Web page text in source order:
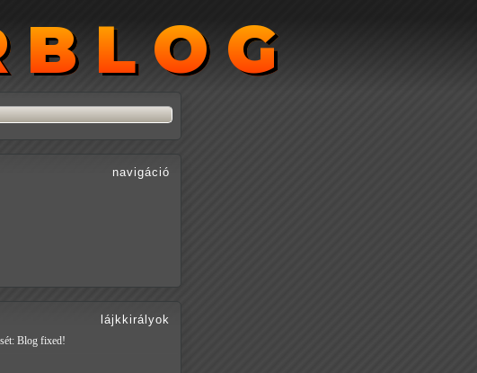
navigáció
lájkkirályok
Blog fixed!